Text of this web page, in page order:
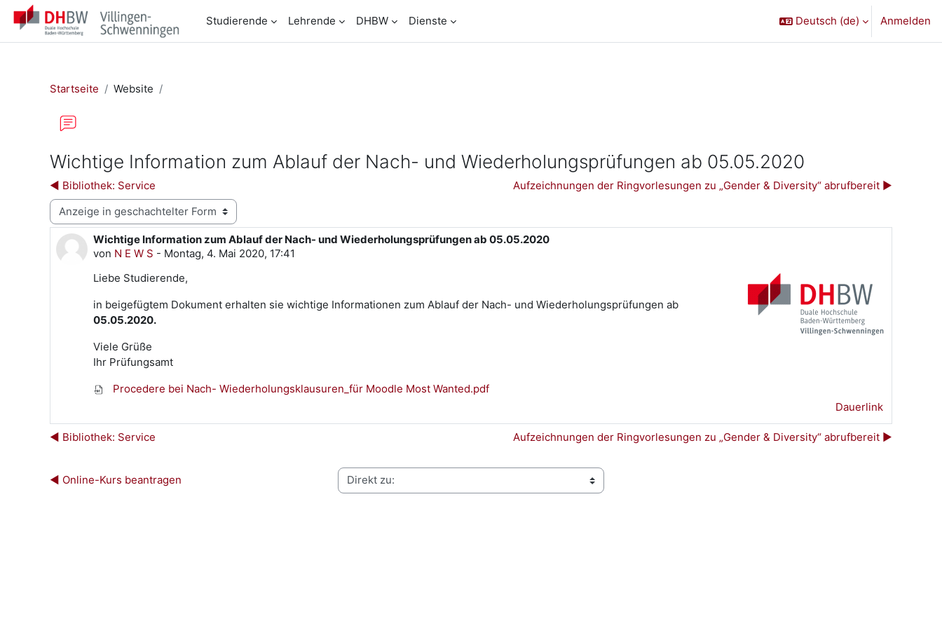
Zum Hauptinhalt
Studierende
Lehrende DHBW Dienste Deutsch ‎(de)‎ Anmelden
Startseite Website
Wichtige Information zum Ablauf der Nach- und Wiederholungsprüfungen ab 05.05.2020
◀︎ Bibliothek: Service
Aufzeichnungen der Ringvorlesungen zu „Gender & Diversity“ abrufbereit ▶︎
Anzeigemodus
Wichtige Information zum Ablauf der Nach- und Wiederholungsprüfungen ab 05.05.2020
von N E W S - Montag, 4. Mai 2020, 17:41
Anzahl Antworten: 0
Liebe Studierende,
in beigefügtem Dokument erhalten sie wichtige Informationen zum Ablauf der Nach- und Wiederholungsprüfungen ab
05.05.2020.
Viele Grüße
Ihr Prüfungsamt
Procedere bei Nach- Wiederholungsklausuren_für Moodle Most Wanted.pdf
Dauerlink
◀︎ Bibliothek: Service Aufzeichnungen der Ringvorlesungen zu „Gender & Diversity“ abrufbereit ▶︎
◀︎ Online-Kurs beantragen Direkt zu: